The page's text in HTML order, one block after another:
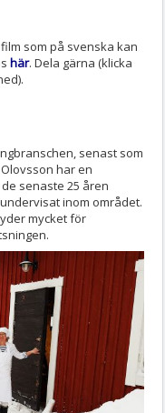
som på svenska kan
här. Dela gärna (klicka
senast som
har en
senaste 25 åren
inom området.
mycket för